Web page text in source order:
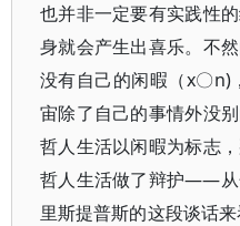
也并非一定要有实践性
身就会产生出喜乐。不
没有自己的闲暇（x〇n)
宙除了自己的事情外没
哲人生活以闲暇为标志
哲人生活做了辩护——从
里斯提普斯的这段谈话